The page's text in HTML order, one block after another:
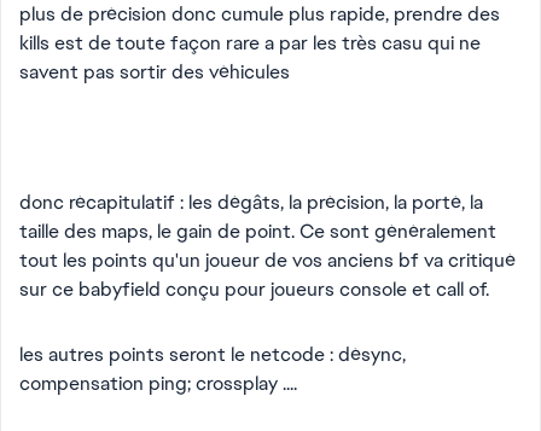
plus de précision donc cumule plus rapide, prendre des
kills est de toute façon rare a par les très casu qui ne
savent pas sortir des véhicules
donc récapitulatif : les dégâts, la précision, la porté, la
taille des maps, le gain de point. Ce sont généralement
tout les points qu'un joueur de vos anciens bf va critiqué
sur ce babyfield conçu pour joueurs console et call of.
les autres points seront le netcode : désync,
compensation ping; crossplay ....